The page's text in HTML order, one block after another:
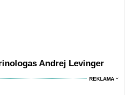
Andrej Levinger
REKLAMA